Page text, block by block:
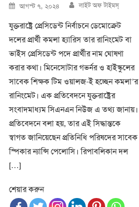
Posted
on
আগস্ট ৭, ২০২৪ Author
লাইট অফ টাইমস্
যুক্তরাষ্ট্রে প্রেসিডেন্ট নির্বাচনে ডেমোক্রেট
দলের প্রার্থী কমলা হ্যারিস তার রানিংমেট বা
ভাইস প্রেসিডেন্ট পদে প্রার্থীর নাম ঘোষণা
করার কথা। মিনেসোটার গভর্নর ও হাইস্কুলের
সাবেক শিক্ষক টিম ওয়ালজ-ই হচ্ছেন কমলা’র
রানিংমেট। এক প্রতিবেদনে যুক্তরাষ্ট্রের
সংবাদমাধ্যম সিএনএন নিউজ এ তথ্য জানায়।
প্রতিবেদনে বলা হয়, তার এই সিদ্ধান্তকে
স্বাগত জানিয়েছেন প্রতিনিধি পরিষদের সাবেক
স্পিকার ন্যান্সি পেলোসি। রিপাবলিকান দল
[…]
শেয়ার করুন